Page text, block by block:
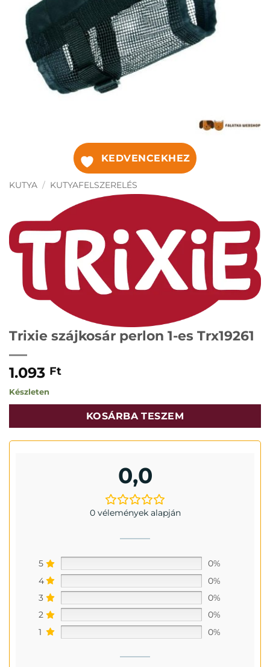
KEDVENCEKHEZ
KUTYA / KUTYAFELSZERELÉS
Trixie szájkosár perlon 1-es Trx19261
1.093 Ft
Készleten
KOSÁRBA TESZEM
0,0
0 vélemények alapján
5
0%
4
0%
3
0%
2
0%
1
0%